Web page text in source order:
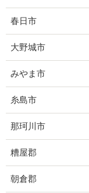
春日市
大野城市
みやま市
糸島市
那珂川市
糟屋郡
朝倉郡